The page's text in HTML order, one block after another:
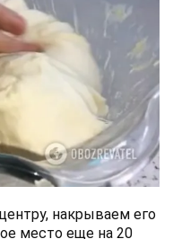
накрываем его
место еще на 20